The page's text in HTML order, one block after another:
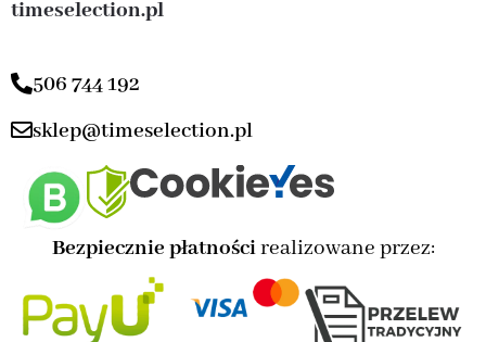
timeselection.pl
506 744 192
sklep@timeselection.pl
Bezpiecznie płatnościrealizowane przez: